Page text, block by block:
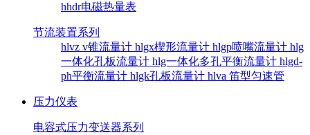
hhdr电磁热量表
节流装置系列
hlvz v锥流量计 hlgx楔形流量计 hlgp喷嘴流量计 hlg
一体化孔板流量计 hlg一体化多孔平衡流量计 hlgd-
ph平衡流量计 hlgk孔板流量计 hlva 笛型匀速管
压力仪表
电容式压力变送器系列